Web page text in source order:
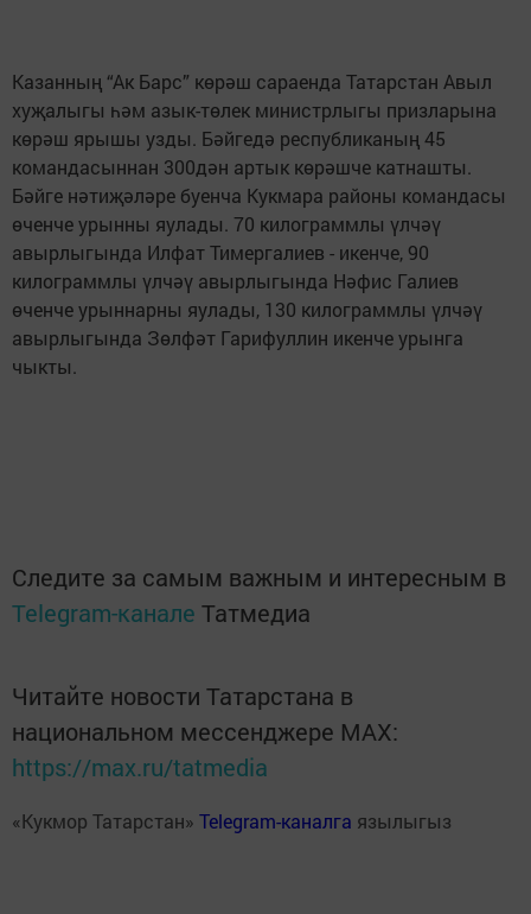
Казанның “Ак Барс” көрәш сараенда Татарстан Авыл
хуҗалыгы һәм азык-төлек министрлыгы призларына
көрәш ярышы узды. Бәйгедә республиканың 45
командасыннан 300дән артык көрәшче катнашты.
Бәйге нәтиҗәләре буенча Кукмара районы командасы
өченче урынны яулады. 70 килограммлы үлчәү
авырлыгында Илфат Тимергалиев - икенче, 90
килограммлы үлчәү авырлыгында Нәфис Галиев
өченче урыннарны яулады, 130 килограммлы үлчәү
авырлыгында Зөлфәт Гарифуллин икенче урынга
чыкты.
Следите за самым важным и интересным в
Telegram-канале Татмедиа
Читайте новости Татарстана в
национальном мессенджере MАХ:
https://max.ru/tatmedia
«Кукмор Татарстан» Telegram-каналга язылыгыз